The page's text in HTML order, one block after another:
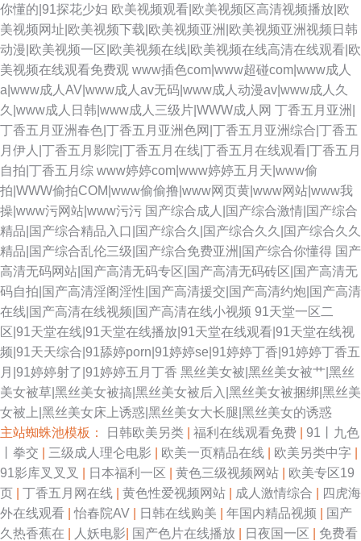
你懂的|91探花少妇 欧美视频观看|欧美视频区高清视频播放|欧
美视频网址|欧美视频下载|欧美视频亚洲|欧美视频亚洲视频日韩
动漫|欧美视频一区|欧美视频在线|欧美视频在线高清在线观看|欧
美视频在线观看免费观 www插色com|www超碰com|www成人
a|www成人AV|www成人av无码|www成人动漫av|www成人久
久|www成人日韩|www成人三级片|WWW成人网 丁香五月亚洲|
丁香五月亚洲春色|丁香五月亚洲色网|丁香五月亚洲综合|丁香五
月伊人|丁香五月影院|丁香五月在线|丁香五月在线观看|丁香五月
自拍|丁香五月综 www婷婷com|www婷婷五月天|www偷
拍|WWW偷拍COM|www偷偷撸|www网页黄|www网站|www我
操|www污网站|www污污 国产综合成人|国产综合激情|国产综合
精品|国产综合精品入口|国产综合久|国产综合久久|国产综合久久
精品|国产综合乱伦三级|国产综合免费亚洲|国产综合你懂得 国产
高清无码网站|国产高清无码专区|国产高清无码砖区|国产高清无
码自拍|国产高清淫阁淫性|国产高清援交|国产高清约炮|国产高清
在线|国产高清在线视频|国产高清在线小视频 91天堂一区二
区|91天堂在线|91天堂在线播放|91天堂在线观看|91天堂在线视
频|91天天综合|91舔婷porn|91婷婷se|91婷婷丁香|91婷婷丁香五
月|91婷婷射了|91婷婷五月丁香 黑丝美女被|黑丝美女被艹|黑丝
美女被草|黑丝美女被搞|黑丝美女被后入|黑丝美女被捆绑|黑丝美
女被上|黑丝美女床上诱惑|黑丝美女大长腿|黑丝美女的诱惑
主站蜘蛛池模板：
日韩欧美另类 福利在线观看免费
91丨九色
丨拳交
三级成人理仑电影 欧美一页精品在线 欧美另类中字
91影库叉叉叉
日本福利一区 黄色三级视频网站
欧美专区19
页
丁香五月网在线 黄色性爱视频网站 成人激情综合
四虎海
外在线观看
|怡春院AV 日韩在线购美 年国内精品视频
国产
久热香蕉在
人妖电影 国产色片在线播放 日夜国一区
免费看